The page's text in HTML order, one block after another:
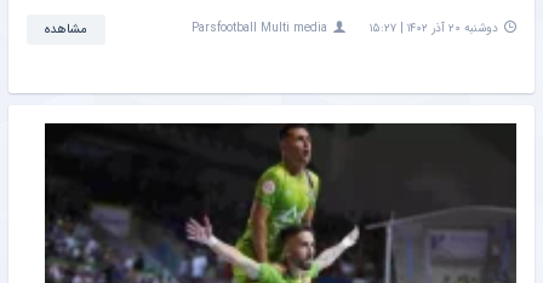
دوشنبه ۲۰ آذر ۱۴۰۲ | ۱۵:۲۷ Parsfootball Multi media مشاهده